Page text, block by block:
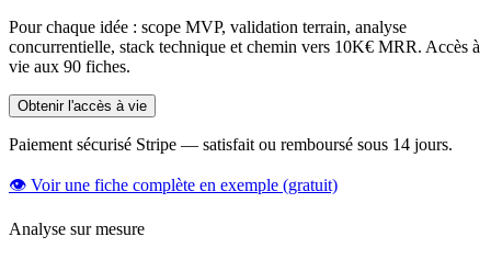
Pour chaque idée : scope MVP, validation terrain, analyse
concurrentielle, stack technique et chemin vers 10K€ MRR. Accès à
vie aux 90 fiches.
Obtenir l'accès à vie
Paiement sécurisé Stripe — satisfait ou remboursé sous 14 jours.
👁 Voir une fiche complète en exemple (gratuit)
Analyse sur mesure